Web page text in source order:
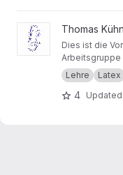
View MLU Thesis
Thomas
Dies ist die
Arbeitsgruppe
Informatik an
Halle-
Lehre Latex
4 Updated